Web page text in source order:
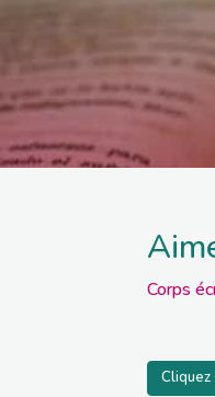
Corps
Cliquez